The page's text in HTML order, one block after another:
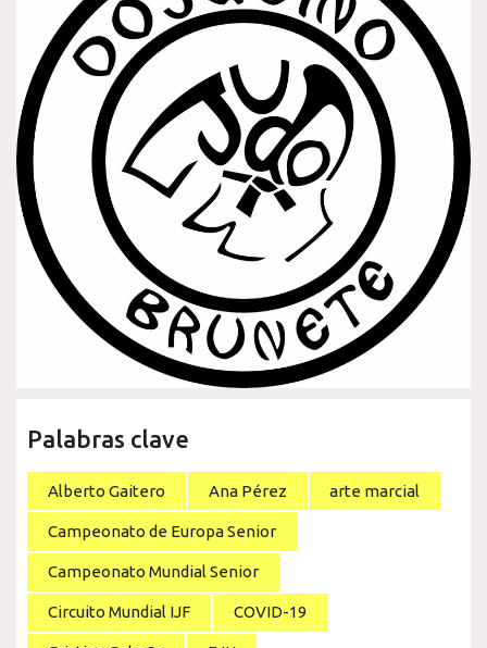
Palabras clave
Alberto Gaitero Ana Pérez arte marcial
Campeonato de Europa Senior
Campeonato Mundial Senior
Circuito Mundial IJF COVID-19